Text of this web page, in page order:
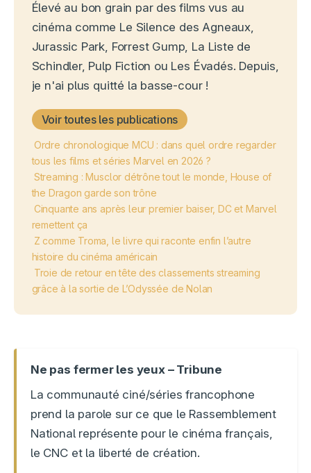
Élevé au bon grain par des films vus au
cinéma comme Le Silence des Agneaux,
Jurassic Park, Forrest Gump, La Liste de
Schindler, Pulp Fiction ou Les Évadés. Depuis,
je n'ai plus quitté la basse-cour !
Voir toutes les publications
Ordre chronologique MCU : dans quel ordre regarder
tous les films et séries Marvel en 2026 ?
Streaming : Musclor détrône tout le monde, House of
the Dragon garde son trône
Cinquante ans après leur premier baiser, DC et Marvel
remettent ça
Z comme Troma, le livre qui raconte enfin l’autre
histoire du cinéma américain
Troie de retour en tête des classements streaming
grâce à la sortie de L’Odyssée de Nolan
Ne pas fermer les yeux – Tribune
La communauté ciné/séries francophone
prend la parole sur ce que le Rassemblement
National représente pour le cinéma français,
le CNC et la liberté de création.